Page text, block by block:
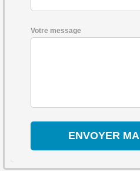
Votre message